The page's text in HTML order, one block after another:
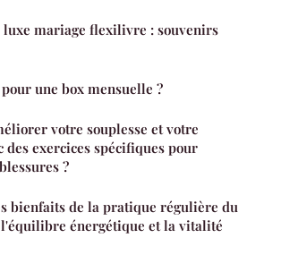
luxe mariage flexilivre : souvenirs
une box mensuelle ?
votre souplesse et votre
des exercices spécifiques pour
?
bienfaits de la pratique régulière du
énergétique et la vitalité